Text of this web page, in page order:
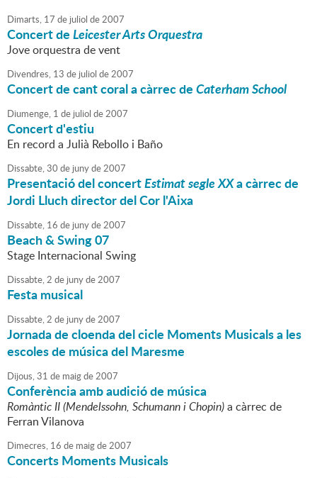
Dimarts, 17 de juliol de2007
Concert deLeicester Arts Orquestra
Jove orquestra de vent
Divendres, 13 de juliol de2007
Concert de cant coral a càrrec deCaterham School
Diumenge, 1 de juliol de2007
Concert d'estiu
En record a Julià Rebollo i Baño
Dissabte,30 de junyde2007
Presentació del concertEstimat segle XXa càrrec de
Jordi Lluch director del Cor l'Aixa
Dissabte, 16 de junyde2007
Beach & Swing 07
Stage Internacional Swing
Dissabte,2 de junyde2007
Festa musical
Dissabte,2 de junyde2007
Jornada de cloenda del cicle Moments Musicals a les
escoles de música del Maresme
Dijous,31 de maigde2007
Conferència amb audició de música
Romàntic II (Mendelssohn, Schumann i Chopin)a càrrec de
Ferran Vilanova
Dimecres, 16 de maigde2007
Concerts Moments Musicals